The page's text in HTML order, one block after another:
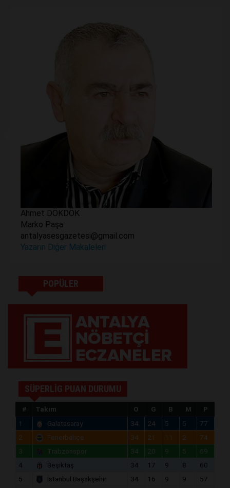
Ahmet DÖKDÖK
Marko Paşa
antalyasesgazetesi@gmail.com
Yazarın Diğer Makaleleri
POPÜLER
SÜPERLİG PUAN DURUMU
# Takım O G B M
P
1
Galatasaray 34 24 5 5
77
2
Fenerbahçe 34 21 11 2
74
3
Trabzonspor 34 20 9 5
69
4
Beşiktaş 34 17 9 8
60
5
İstanbul Başakşehir 34 16 9 9
57